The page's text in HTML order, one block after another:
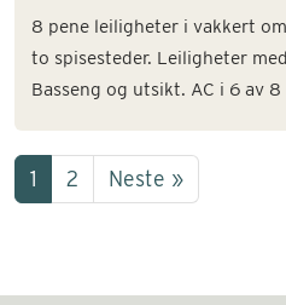
8 pene leiligheter i vakkert
to spisesteder. Leiligheter
Basseng og utsikt. AC i 6 av
1 2 Neste »